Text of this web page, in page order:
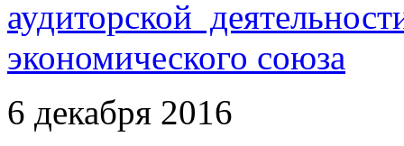
аудиторской
экономического союза
6 декабря 2016